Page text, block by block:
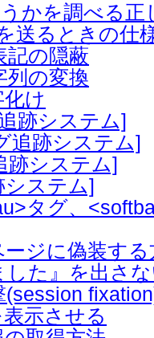
かを調べる正
送るときの仕
記の隠蔽
列の変換
け
跡システム]
追跡システム]
跡システム]
システム]
タグ、
ジに偽装する
した』を出さ
示させる